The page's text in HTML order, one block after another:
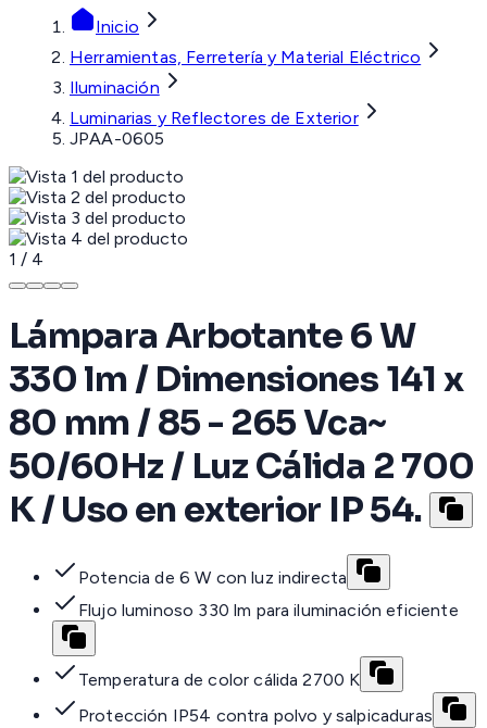
Inicio
Herramientas, Ferretería y Material Eléctrico
Iluminación
Luminarias y Reflectores de Exterior
JPAA-0605
1 / 4
Lámpara Arbotante 6 W
330 lm / Dimensiones 141 x
80 mm / 85 - 265 Vca~
50/60Hz / Luz Cálida 2 700
K / Uso en exterior IP 54.
Potencia de 6 W con luz indirecta
Flujo luminoso 330 lm para iluminación eficiente
Temperatura de color cálida 2700 K
Protección IP54 contra polvo y salpicaduras